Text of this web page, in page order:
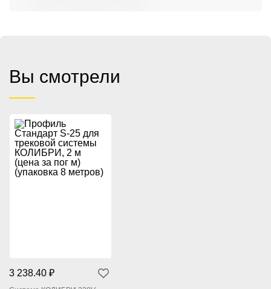
Вы смотрели
3 238.40 ₽